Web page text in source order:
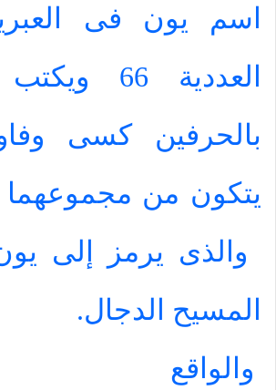
اسم يون فى
العددية 66
بالحرفين كسى
يتكون من مجموعهما
والذى يرمز إلى
المسيح الدجال.
والواقع